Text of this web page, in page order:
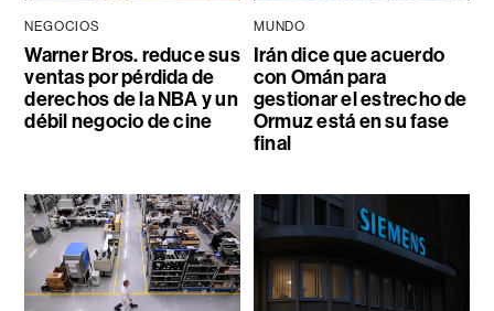
NEGOCIOS
Warner Bros. reduce sus
ventas por pérdida de
derechos de la NBA y un
débil negocio de cine
MUNDO
Irán dice que acuerdo
con Omán para
gestionar el estrecho de
Ormuz está en su fase
final